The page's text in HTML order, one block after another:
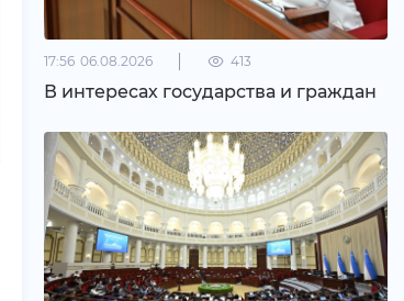
17:56 06.08.2026 413
В интересах государства и граждан